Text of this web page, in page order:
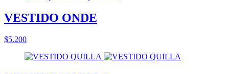
VESTIDO ONDE
$5.200